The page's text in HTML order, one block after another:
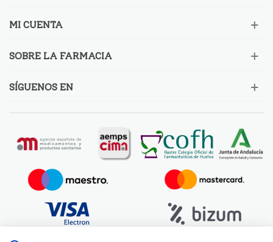
MI CUENTA
SOBRE LA FARMACIA
SÍGUENOS EN